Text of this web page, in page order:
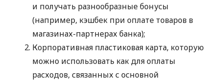
и получать разнообразные бонусы
(например, кэшбек при оплате товаров в
магазинах-партнерах банка);
Корпоративная пластиковая карта, которую
можно использовать как для оплаты
расходов, связанных с основной